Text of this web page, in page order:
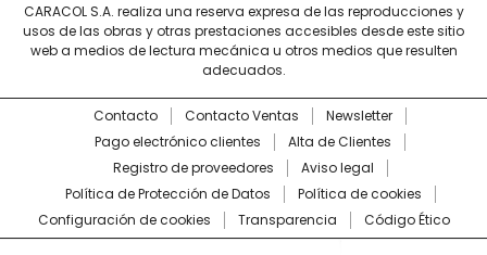
CARACOL S.A. realiza una reserva expresa de las reproducciones y
usos de las obras y otras prestaciones accesibles desde este sitio
web a medios de lectura mecánica u otros medios que resulten
adecuados.
Contacto Contacto Ventas
Newsletter
Pago electrónico clientes
Alta de Clientes
Registro de proveedores
Aviso legal
Política de Protección de Datos
Política de cookies
Configuración de cookies
Transparencia Código Ético